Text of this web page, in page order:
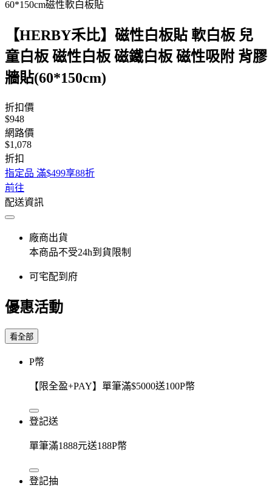
60*150cm磁性軟白板貼
【HERBY禾比】磁性白板貼 軟白板 兒
童白板 磁性白板 磁鐵白板 磁性吸附 背膠
牆貼(60*150cm)
折扣價
$948
網路價
$1,078
折扣
指定品 滿$499享88折
前往
配送資訊
廠商出貨
本商品不受24h到貨限制
可宅配到府
優惠活動
看全部
P幣
【限全盈+PAY】單筆滿$5000送100P幣
登記送
單筆滿1888元送188P幣
登記抽